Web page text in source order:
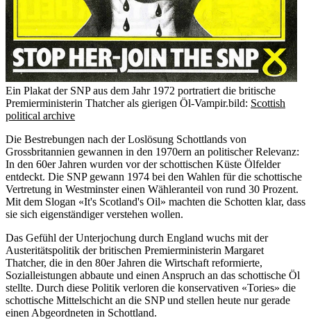
Ein Plakat der SNP aus dem Jahr 1972 portratiert die britische
Premierministerin Thatcher als gierigen Öl-Vampir.bild: Scottish
political archive
Die Bestrebungen nach der Loslösung Schottlands von
Grossbritannien gewannen in den 1970ern an politischer Relevanz:
In den 60er Jahren wurden vor der schottischen Küste Ölfelder
entdeckt. Die SNP gewann 1974 bei den Wahlen für die schottische
Vertretung in Westminster einen Wähleranteil von rund 30 Prozent.
Mit dem Slogan «It's Scotland's Oil» machten die Schotten klar, dass
sie sich eigenständiger verstehen wollen.
Das Gefühl der Unterjochung durch England wuchs mit der
Austeritätspolitik der britischen Premierministerin Margaret
Thatcher, die in den 80er Jahren die Wirtschaft reformierte,
Sozialleistungen abbaute und einen Anspruch an das schottische Öl
stellte. Durch diese Politik verloren die konservativen «Tories» die
schottische Mittelschicht an die SNP und stellen heute nur gerade
einen Abgeordneten in Schottland.